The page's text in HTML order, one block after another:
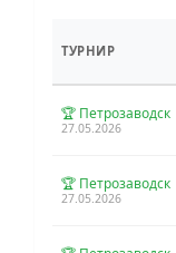
ТУРНИР
🏆 Петрозаводск
27.05.2026
🏆 Петрозаводск
27.05.2026